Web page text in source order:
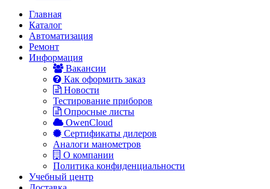
Главная
Каталог
Автоматизация
Ремонт
Информация
Вакансии
Как оформить заказ
Новости
Тестирование приборов
Опросные листы
OwenCloud
Сертификаты дилеров
Аналоги манометров
О компании
Политика конфиденциальности
Учебный центр